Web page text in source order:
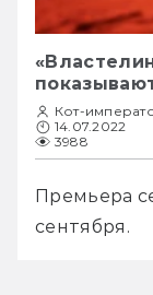
Кот-
14.07.2022
3988
Премьера
сентября.